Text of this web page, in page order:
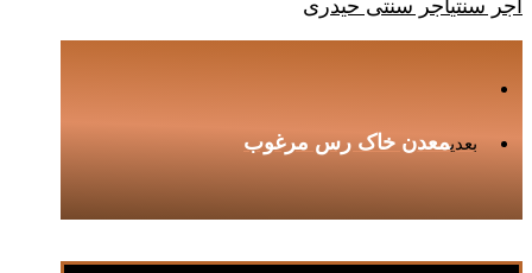
آجر سنتیآجر سنتی حیدری
بعدیمعدن خاک رس مرغوب